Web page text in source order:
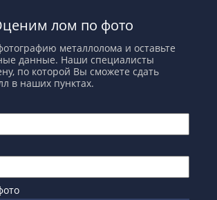
лом по фото
металлолома и оставьте
данные. Наши специалисты
по которой Вы сможете сдать
в наших пунктах.